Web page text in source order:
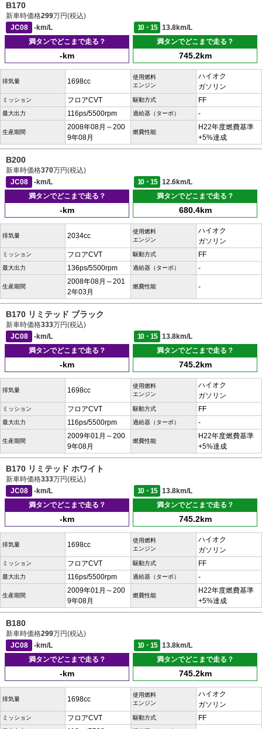
B170
新車時価格299万円(税込)
JC08
-km/L 10・15
13.8km/L
満タンでどこまで走る？
-km
満タンでどこまで走る？
745.2km
排気量 1698cc
使用燃料
エンジン
ハイオク
ガソリン
ミッション フロアCVT 駆動方式 FF
最大出力 116ps/5500rpm 過給器（ターボ） -
生産期間
2008年08月～200
9年08月
燃費性能
H22年度燃費基準
+5%達成
B200
新車時価格370万円(税込)
JC08
-km/L 10・15
12.6km/L
満タンでどこまで走る？
-km
満タンでどこまで走る？
680.4km
排気量 2034cc
使用燃料
エンジン
ハイオク
ガソリン
ミッション フロアCVT 駆動方式 FF
最大出力 136ps/5500rpm 過給器（ターボ） -
生産期間
2008年08月～201
2年03月
燃費性能 -
B170 リミテッド ブラック
新車時価格333万円(税込)
JC08
-km/L 10・15
13.8km/L
満タンでどこまで走る？
-km
満タンでどこまで走る？
745.2km
排気量 1698cc
使用燃料
エンジン
ハイオク
ガソリン
ミッション フロアCVT 駆動方式 FF
最大出力 116ps/5500rpm 過給器（ターボ） -
生産期間
2009年01月～200
9年08月
燃費性能
H22年度燃費基準
+5%達成
B170 リミテッド ホワイト
新車時価格333万円(税込)
JC08
-km/L 10・15
13.8km/L
満タンでどこまで走る？
-km
満タンでどこまで走る？
745.2km
排気量 1698cc
使用燃料
エンジン
ハイオク
ガソリン
ミッション フロアCVT 駆動方式 FF
最大出力 116ps/5500rpm 過給器（ターボ） -
生産期間
2009年01月～200
9年08月
燃費性能
H22年度燃費基準
+5%達成
B180
新車時価格299万円(税込)
JC08
-km/L 10・15
13.8km/L
満タンでどこまで走る？
-km
満タンでどこまで走る？
745.2km
排気量 1698cc
使用燃料
エンジン
ハイオク
ガソリン
ミッション フロアCVT 駆動方式 FF